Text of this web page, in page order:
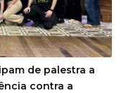
de palestra a
contra a